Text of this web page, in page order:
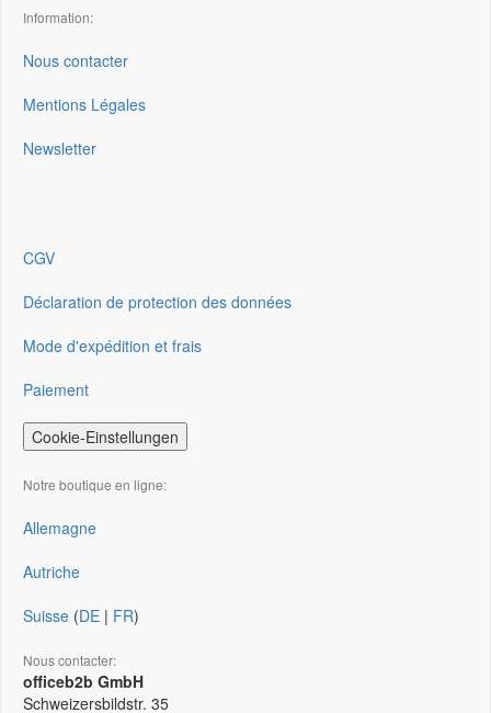
Information:
Nous contacter
Mentions Légales
Newsletter
CGV
Déclaration de protection des données
Mode d'expédition et frais
Paiement
Cookie-Einstellungen
Notre boutique en ligne:
Allemagne
Autriche
Suisse (DE | FR)
Nous contacter:
officeb2b GmbH
Schweizersbildstr. 35